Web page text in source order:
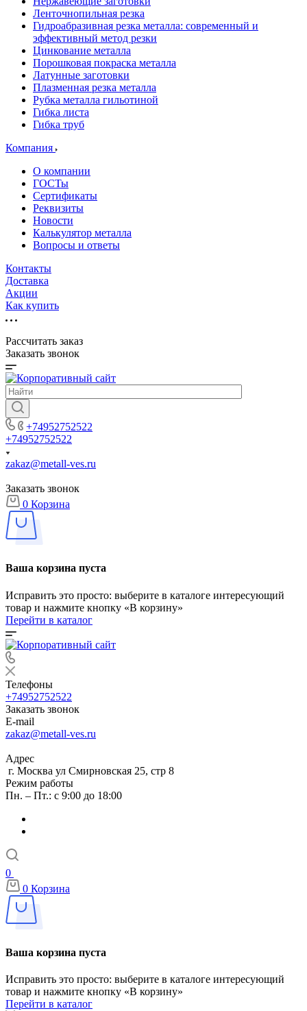
Ленточнопильная резка
Гидроабразивная резка металла: современный и
эффективный метод резки
Цинкование металла
Порошковая покраска металла
Латунные заготовки
Плазменная резка металла
Рубка металла гильотиной
Гибка листа
Гибка труб
Компания
О компании
ГОСТы
Сертификаты
Реквизиты
Новости
Калькулятор металла
Вопросы и ответы
Контакты
Доставка
Акции
Как купить
Рассчитать заказ
Заказать звонок
+74952752522
+74952752522
zakaz@metall-ves.ru
Заказать звонок
0 Корзина
Ваша корзина пуста
Исправить это просто: выберите в каталоге интересующий
товар и нажмите кнопку «В корзину»
Перейти в каталог
Телефоны
+74952752522
Заказать звонок
E-mail
zakaz@metall-ves.ru
Адрес
г. Москва ул Смирновская 25, стр 8
Режим работы
Пн. – Пт.: с 9:00 до 18:00
0
0 Корзина
Ваша корзина пуста
Исправить это просто: выберите в каталоге интересующий
товар и нажмите кнопку «В корзину»
Перейти в каталог